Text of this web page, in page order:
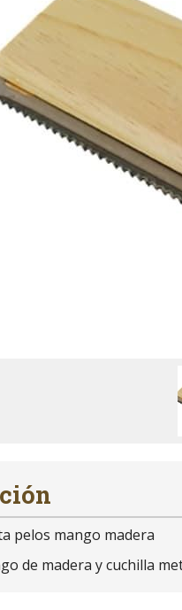
pelos mango madera
de madera y cuchilla